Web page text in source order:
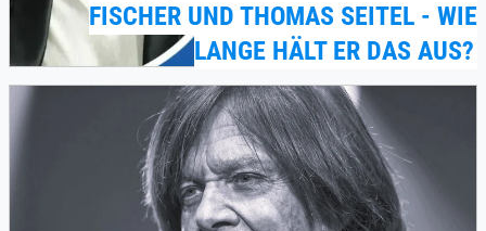
FISCHER UND THOMAS SEITEL - WIE
LANGE HÄLT ER DAS AUS?